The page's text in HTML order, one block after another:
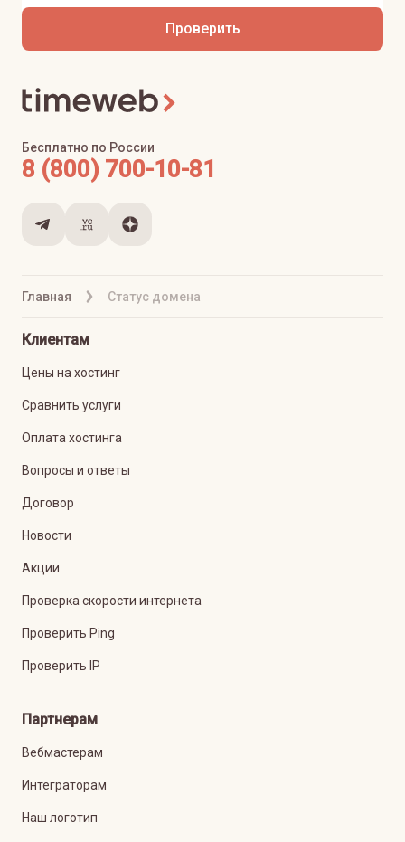
Проверить
Главная Статус домена
Бесплатно по России
8 (800) 700-10-81
Клиентам
Цены на хостинг
Сравнить услуги
Оплата хостинга
Вопросы и ответы
Договор
Новости
Акции
Проверка скорости интернета
Проверить Ping
Проверить IP
Партнерам
Вебмастерам
Интеграторам
Наш логотип